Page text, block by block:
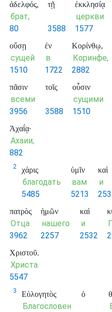
ἀδελφός,
брат,
80
τῇ
3588
ἐκκλησίᾳ
церкви
1577
οὔσῃ
сущей
1510
ἐν
в
1722
Κορίνθῳ,
Коринфе,
2882
πᾶσιν
всеми
3956
τοῖς
3588
οὖσιν
сущими
1510
Ἀχαΐᾳ·
Ахаии;
882
2 χάρις
благодать
5485
ὑμῖν
вам
5213
καὶ
и
πατρὸς
Отца
3962
ἡμῶν
нашего
2257
καὶ
и
2532
Χριστοῦ.
Христа.
5547
3 Εὐλογητὸς
Благословен
ὁ